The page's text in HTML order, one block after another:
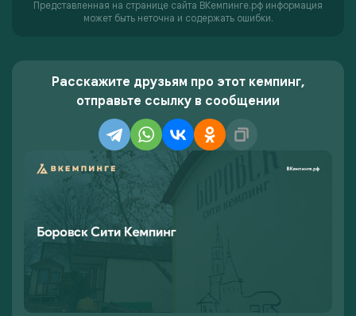
Представленная на странице сайта ВКемпинге.рф информация
может быть неточна и содержать ошибки.
Расскажите друзьям про этот кемпинг,
отправьте ссылку в сообщении